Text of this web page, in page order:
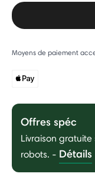
Moyens de paiement
Offres spéc
Livraison
robots. - Détails